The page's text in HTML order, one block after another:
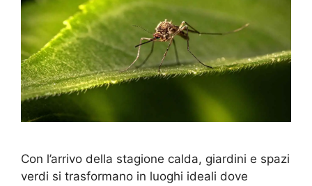
Con l’arrivo della stagione calda, giardini e spazi
verdi si trasformano in luoghi ideali dove